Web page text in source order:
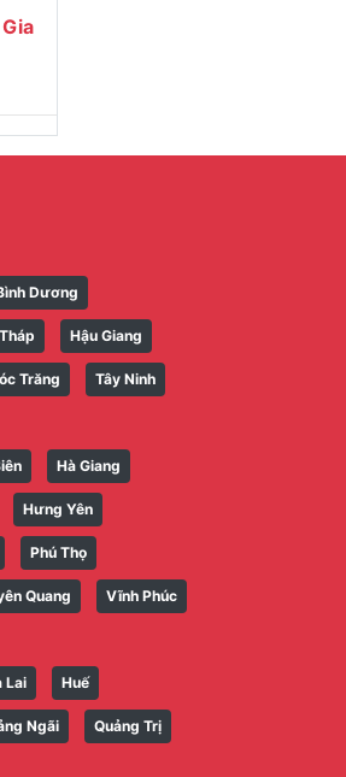
Dương
Hậu Giang
Trăng Tây Ninh
Hà Giang
Hưng Yên
Phú Thọ
Quang Vĩnh Phúc
Lai Huế
Ngãi Quảng Trị